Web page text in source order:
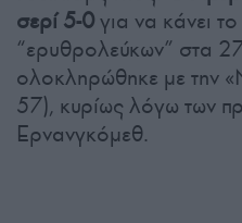
σερί 5-0για να κάνει
“ερυθρολεύκων” στα
ολοκληρώθηκε με την
57), κυρίως λόγω των
Ερνανγκόμεθ.